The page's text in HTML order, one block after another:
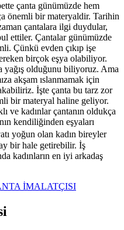
çanta günümüzde hem
önemli bir materyaldir. Tarihin
çantalara ilgi duydular,
ettiler. Çantalar günümüzde
Çünkü evden çıkıp işe
birçok eşya olabiliyor.
yağış olduğunu biliyoruz. Ama
akşam ıslanmamak için
İşte çanta bu tarz zor
bir materyal haline geliyor.
ve kadınlar çantanın oldukça
kendiliğinden eşyaları
yoğun olan kadın bireyler
bir hale getirebilir. İş
kadınların en iyi arkadaş
İMALATÇISI